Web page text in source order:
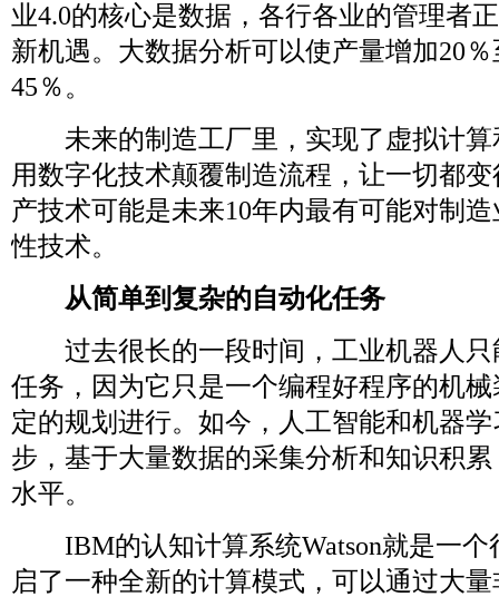
业4.0的核心是数据，各行各业的管理者
新机遇。大数据分析可以使产量增加20
45％。
未来的制造工厂里，实现了虚拟计算
用数字化技术颠覆制造流程，让一切都
产技术可能是未来10年内最有可能对制
性技术。
从简单到复杂的自动化任务
过去很长的一段时间，工业机器人只
任务，因为它只是一个编程好程序的机
定的规划进行。如今，人工智能和机器
步，基于大量数据的采集分析和知识积
水平。
IBM的认知计算系统Watson就是一个
启了一种全新的计算模式，可以通过大